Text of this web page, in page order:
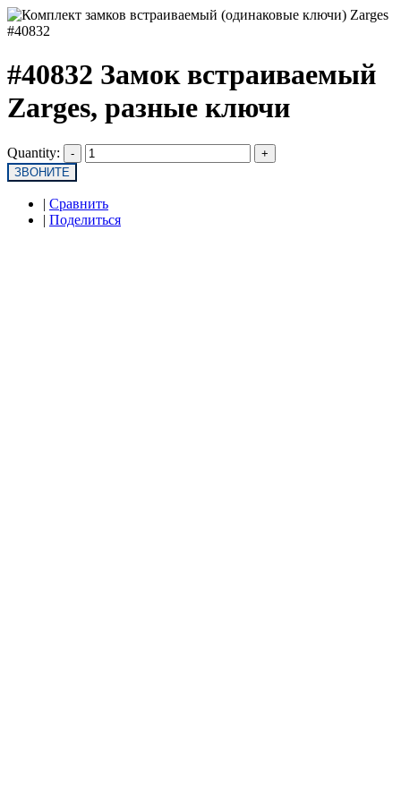
#40832 Замок встраиваемый
Zarges, разные ключи
Quantity:
ЗВОНИТЕ
| Сравнить
| Поделиться